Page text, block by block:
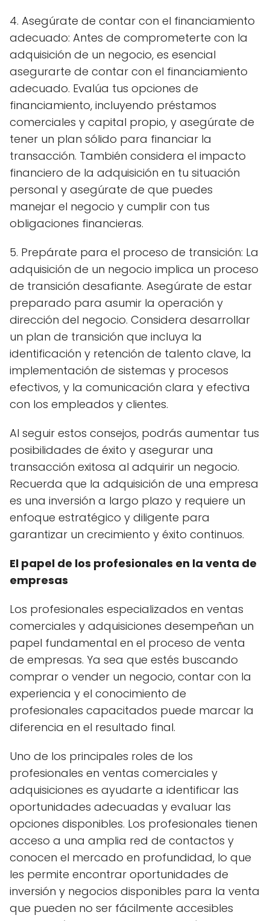
4. Asegúrate de contar con el financiamiento
adecuado: Antes de comprometerte con la
adquisición de un negocio, es esencial
asegurarte de contar con el financiamiento
adecuado. Evalúa tus opciones de
financiamiento, incluyendo préstamos
comerciales y capital propio, y asegúrate de
tener un plan sólido para financiar la
transacción. También considera el impacto
financiero de la adquisición en tu situación
personal y asegúrate de que puedes
manejar el negocio y cumplir con tus
obligaciones financieras.
5. Prepárate para el proceso de transición: La
adquisición de un negocio implica un proceso
de transición desafiante. Asegúrate de estar
preparado para asumir la operación y
dirección del negocio. Considera desarrollar
un plan de transición que incluya la
identificación y retención de talento clave, la
implementación de sistemas y procesos
efectivos, y la comunicación clara y efectiva
con los empleados y clientes.
Al seguir estos consejos, podrás aumentar tus
posibilidades de éxito y asegurar una
transacción exitosa al adquirir un negocio.
Recuerda que la adquisición de una empresa
es una inversión a largo plazo y requiere un
enfoque estratégico y diligente para
garantizar un crecimiento y éxito continuos.
El papel de los profesionales en la venta de
empresas
Los profesionales especializados en ventas
comerciales y adquisiciones desempeñan un
papel fundamental en el proceso de venta
de empresas. Ya sea que estés buscando
comprar o vender un negocio, contar con la
experiencia y el conocimiento de
profesionales capacitados puede marcar la
diferencia en el resultado final.
Uno de los principales roles de los
profesionales en ventas comerciales y
adquisiciones es ayudarte a identificar las
oportunidades adecuadas y evaluar las
opciones disponibles. Los profesionales tienen
acceso a una amplia red de contactos y
conocen el mercado en profundidad, lo que
les permite encontrar oportunidades de
inversión y negocios disponibles para la venta
que pueden no ser fácilmente accesibles